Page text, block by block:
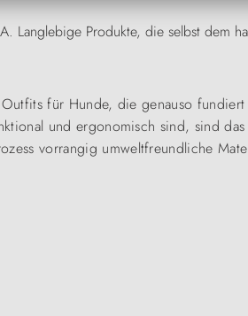
Langlebige Produkte, die selbst dem
für Hunde, die genauso
und ergonomisch sind, sind
vorrangig umweltfreundliche